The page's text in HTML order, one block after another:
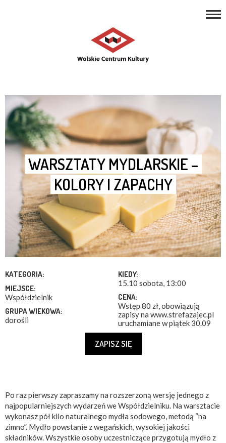
WARSZTATY MYDLARSKIE –
KOLORY I ZAPACHY
KATEGORIA:
MIEJSCE:
Współdzielnik
GRUPA WIEKOWA:
dorośli
KIEDY:
15.10 sobota, 13:00
CENA:
Wstęp 80 zł, obowiązują
zapisy na www.strefazajec.pl
uruchamiane w piątek 30.09
ZAPISZ SIĘ
Po raz pierwszy zapraszamy na rozszerzoną wersję jednego z
najpopularniejszych wydarzeń we Współdzielniku. Na warsztacie
wykonasz pół kilo naturalnego mydła sodowego, metodą “na
zimno”. Mydło powstanie z wegańskich, wysokiej jakości
składników. Wszystkie osoby uczestniczące przygotują mydło z
ZAJĘCIA
PROJEKTY
NASZE MIEJSCA
KONTAKT